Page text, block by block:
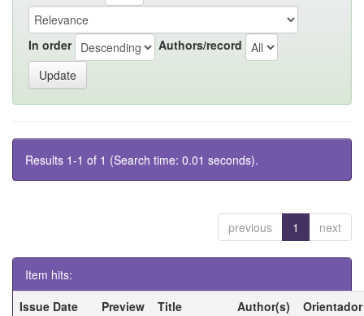
In order Authors/record
Results 1-1 of 1 (Search time: 0.01 seconds).
previous 1 next
Item hits:
Issue Date
Preview Title Author(s) Orientador